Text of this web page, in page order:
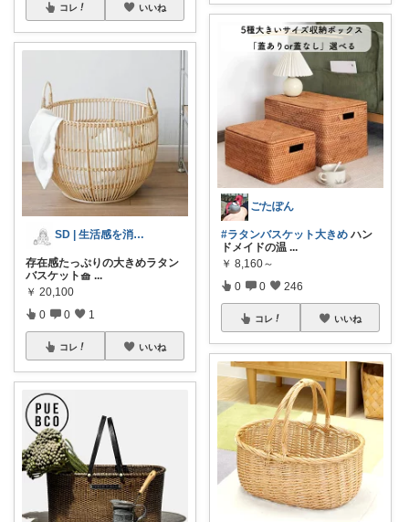
コレ いいね
SD | 生活感を消す 暮らし
存在感たっぷりの大きめラタン
バスケット🧺 ...
￥ 20,100
0 0 1
コレ いいね
ごたぽん
#ラタンバスケット大きめ ハン
ドメイドの温 ...
￥ 8,160～
0 0 246
コレ いいね